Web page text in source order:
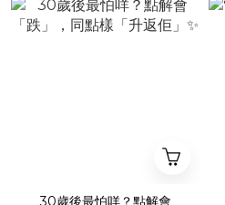
30歲後最怕咩？點解會